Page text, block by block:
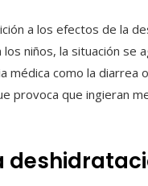
a los efectos de la
niños, la situación se
como la diarrea
provoca que ingieran